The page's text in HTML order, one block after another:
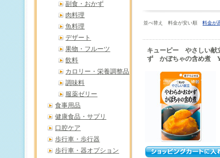
並べ替え 料金が安い順料金が
キューピー やさしい献
ず かぼちゃの含め煮
副食・おかず
肉料理
魚料理
デザート
果物・フルーツ
飲料
カロリー・栄養調整品
調味料
服薬ゼリー
食事用品
健康食品・サプリ
口腔ケア
歩行車・歩行器
歩行車・器オプション